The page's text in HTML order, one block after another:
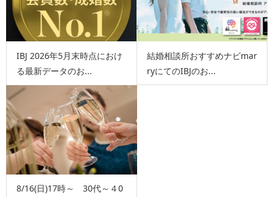
IBJ 2026年5月末時点におけ
る最新データのお...
結婚相談所おすすめナビmar
ryにてのIBJのお...
8/16(日)17時～ 30代～４0